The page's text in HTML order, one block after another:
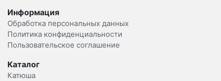
Информация
Обработка персональных данных
Политика конфиденциальности
Пользовательское соглашение
Каталог
Катюша